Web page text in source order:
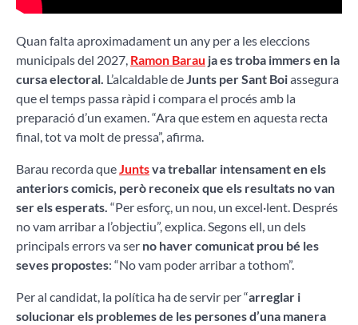
Quan falta aproximadament un any per a les eleccions
municipals del 2027, Ramon Barau ja es troba immers en la
cursa electoral. L’alcaldable deJunts per Sant Boiassegura
que el temps passa ràpid i compara el procés amb la
preparació d’un examen. “Ara que estem en aquesta recta
final, tot va molt de pressa”, afirma.
Barau recorda queJuntsva treballar intensament en els
anteriors comicis, però reconeix que els resultats no van
ser els esperats. “Per esforç, un nou, un excel·lent. Després
no vam arribar a l’objectiu”, explica. Segons ell, un dels
principals errors va ser no haver comunicat prou bé les
seves propostes: “No vam poder arribar a tothom”.
Per al candidat, la política ha de servir per “arreglar i
solucionar els problemes de les persones d’una manera